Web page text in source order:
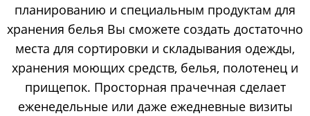
планированию и специальным продуктам для
хранения белья Вы сможете создать достаточно
места для сортировки и складывания одежды,
хранения моющих средств, белья, полотенец и
прищепок. Просторная прачечная сделает
еженедельные или даже ежедневные визиты